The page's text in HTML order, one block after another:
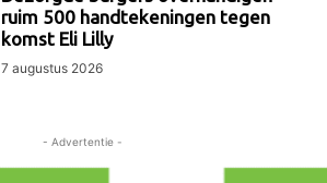
ruim 500 handtekeningen tegen
komst Eli Lilly
7 augustus 2026
- Advertentie -